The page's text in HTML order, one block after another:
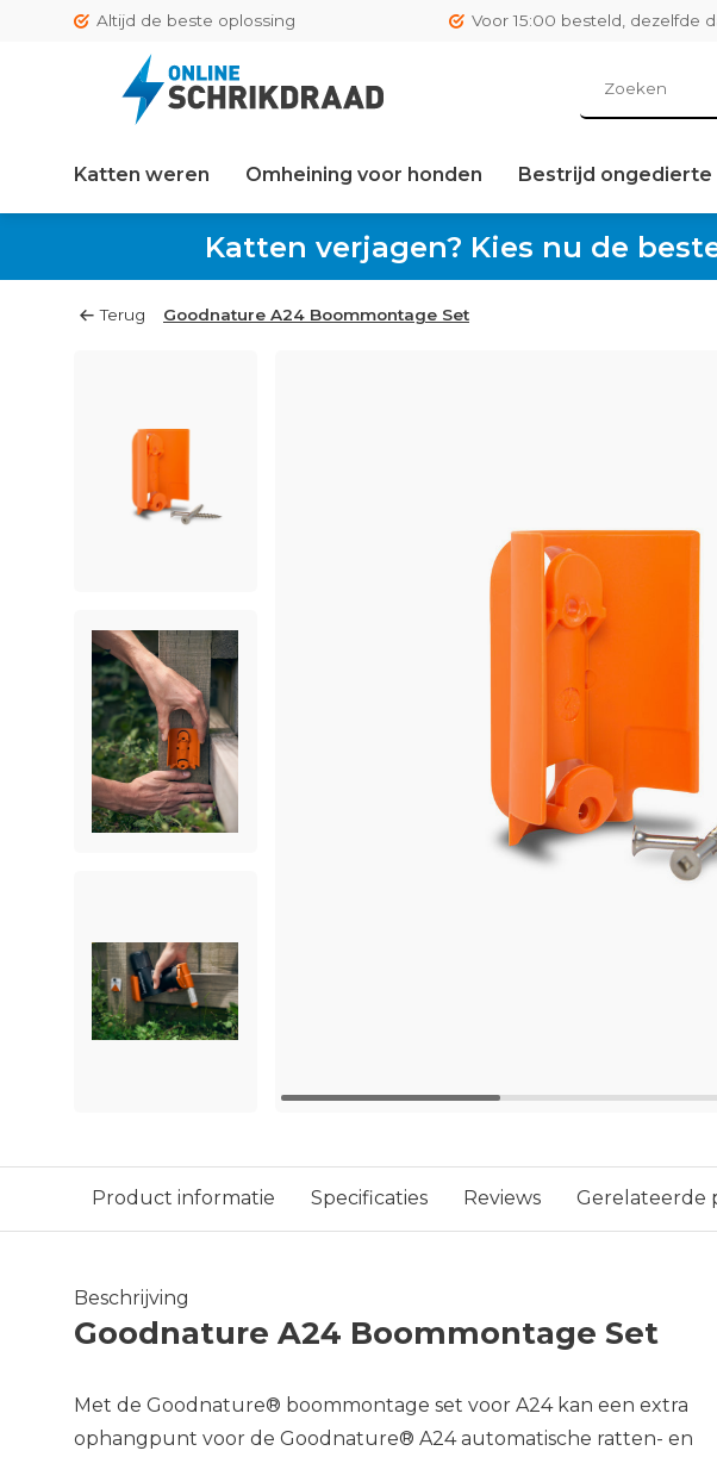
Altijd de beste oplossing Voor 15:00 besteld, dezelfde
Katten weren Omheining voor honden Bestrijd ongedierte
Katten verjagen? Kies nu de
Terug Goodnature A24 Boommontage Set
Product informatie Specificaties Reviews Gerelateerde
Beschrijving
Goodnature A24 Boommontage Set
Met de Goodnature® boommontage set voor A24 kan een extra
ophangpunt voor de Goodnature® A24 automatische ratten- en